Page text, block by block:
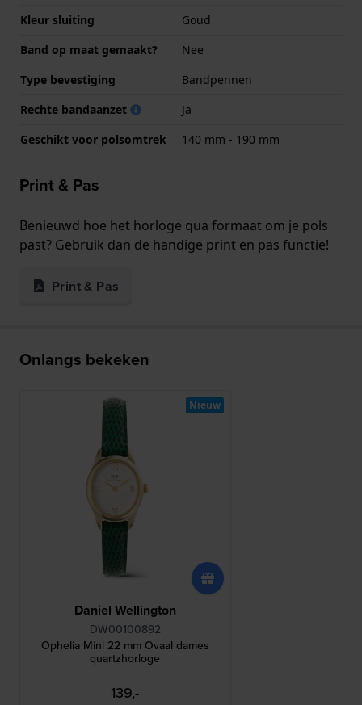
Kleur sluiting
Goud
Band op maat gemaakt?
Nee
Type bevestiging
Bandpennen
Rechte bandaanzet
Ja
Geschikt voor polsomtrek
140 mm - 190 mm
Print & Pas
Benieuwd hoe het horloge qua formaat om je pols
past? Gebruik dan de handige print en pas functie!
Print & Pas
Onlangs bekeken
Daniel Wellington
DW00100892
Ophelia Mini 22 mm Ovaal dames
quartzhorloge
139,-
Nieuw